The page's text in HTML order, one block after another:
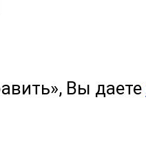
Вы даете